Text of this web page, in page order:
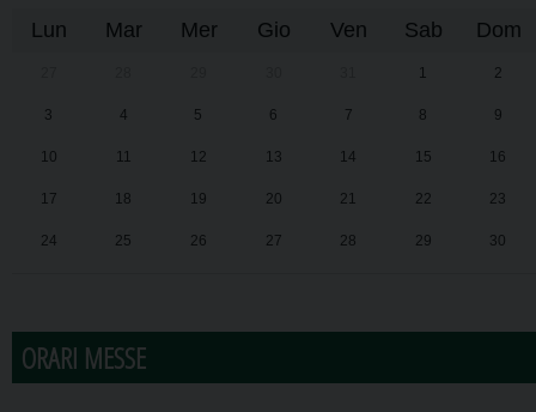
Lun
Mar Mer Gio Ven Sab Dom
1 2
3 4 5 6 7 8 9
10 11 12 13 14 15 16
17 18 19 20 21 22 23
24 25 26 27 28 29 30
ORARI MESSE